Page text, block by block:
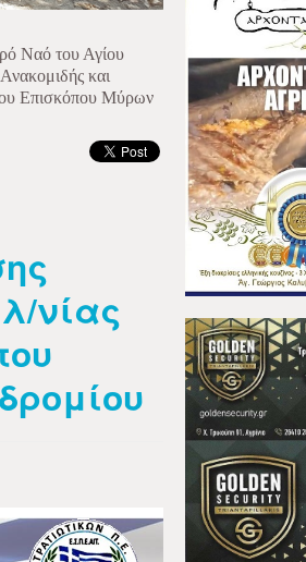
Ναό του Αγίου
και
Επισκόπου Μύρων
νίας